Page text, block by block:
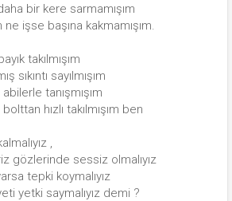
bir kere sarmamışım
ne işse başına kakmamışım.
takılmışım
sıkıntı sayılmışım
tanışmışım
hızlı takılmışım ben
,
gözlerinde sessiz olmalıyız
tepki koymalıyız
yetki saymalıyız demi ?